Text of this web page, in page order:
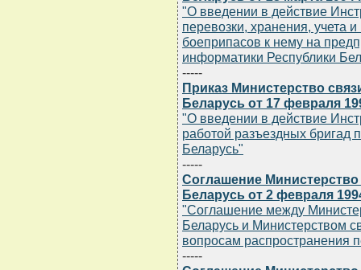
"О введении в действие
перевозки, хранения, учета
боеприпасов к нему на
информатики Республики
-----
Приказ Министерство
Беларусь от 17 февраля
"О введении в действие
работой разъездных бригад
Беларусь"
-----
Соглашение
Беларусь от 2 февраля
"Соглашение между
Беларусь и Министерством
вопросам распространения
-----